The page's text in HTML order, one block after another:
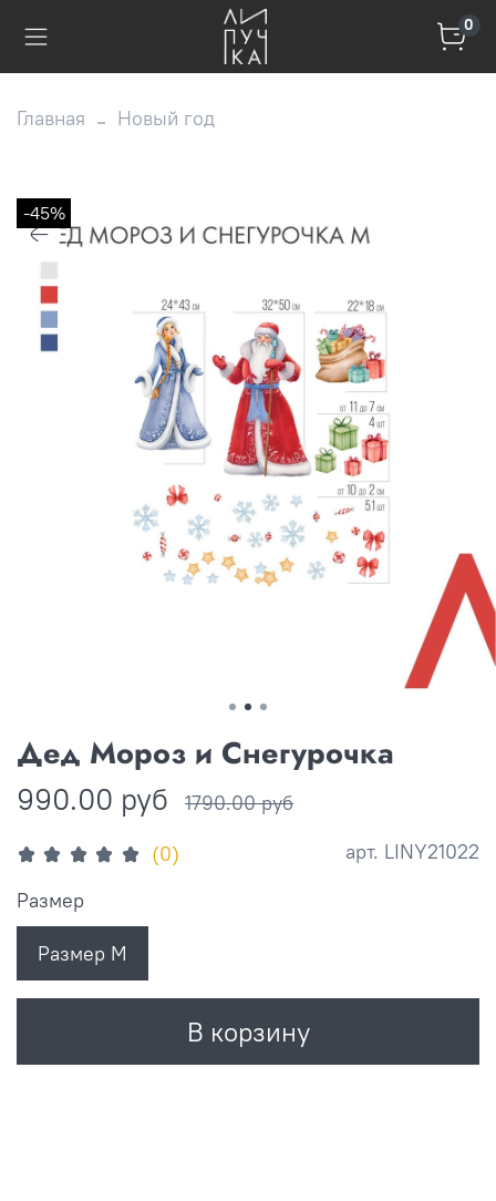
0
Главная Новый год
-45%
(0) арт. LINY21022
Дед Мороз и Снегурочка
990.00 руб 1790.00 руб
В корзину
Размер
Размер М